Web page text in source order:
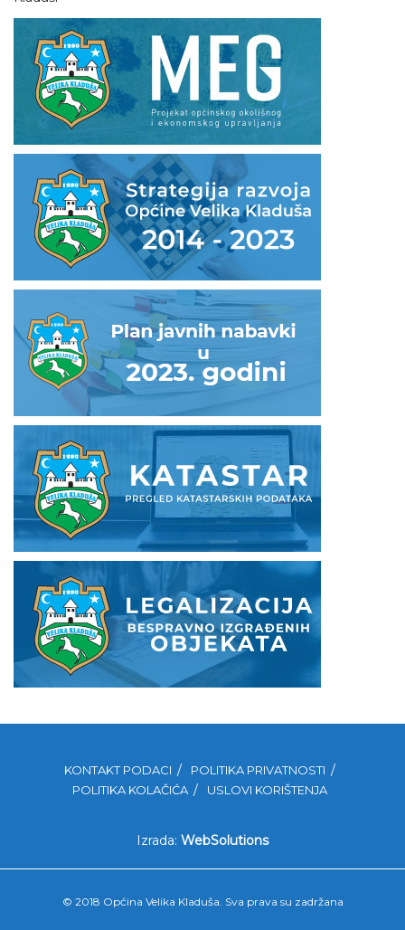
KONTAKT PODACI
POLITIKA PRIVATNOSTI
POLITIKA KOLAČIĆA
USLOVI KORIŠTENJA
Izrada: WebSolutions
© 2018 Općina Velika Kladuša. Sva prava su zadržana